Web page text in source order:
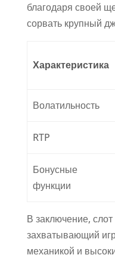
благодаря своей
сорвать крупный
Характеристика
Волатильность
RTP
Бонусные
функции
В заключение,
захватывающий
механикой и